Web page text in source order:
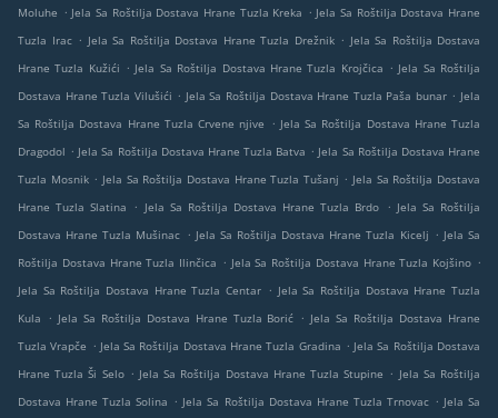
Moluhe . Jela Sa Roštilja Dostava Hrane Tuzla Kreka . Jela Sa Roštilja Dostava Hrane
Tuzla Irac . Jela Sa Roštilja Dostava Hrane Tuzla Drežnik . Jela Sa Roštilja Dostava
Hrane Tuzla Kužići . Jela Sa Roštilja Dostava Hrane Tuzla Krojčica . Jela Sa Roštilja
Dostava Hrane Tuzla Vilušići . Jela Sa Roštilja Dostava Hrane Tuzla Paša bunar . Jela
Sa Roštilja Dostava Hrane Tuzla Crvene njive
. Jela Sa Roštilja Dostava Hrane Tuzla
Dragodol . Jela Sa Roštilja Dostava Hrane Tuzla Batva . Jela Sa Roštilja Dostava Hrane
Tuzla Mosnik . Jela Sa Roštilja Dostava Hrane Tuzla Tušanj . Jela Sa Roštilja Dostava
Hrane Tuzla Slatina
. Jela Sa Roštilja Dostava Hrane Tuzla Brdo . Jela Sa Roštilja
Dostava Hrane Tuzla Mušinac . Jela Sa Roštilja Dostava Hrane Tuzla Kicelj . Jela Sa
Roštilja Dostava Hrane Tuzla Ilinčica . Jela Sa Roštilja Dostava Hrane Tuzla Kojšino .
Jela Sa Roštilja Dostava Hrane Tuzla Centar . Jela Sa Roštilja Dostava Hrane Tuzla
Kula
. Jela Sa Roštilja Dostava Hrane Tuzla Borić . Jela Sa Roštilja Dostava Hrane
Tuzla Vrapče . Jela Sa Roštilja Dostava Hrane Tuzla Gradina . Jela Sa Roštilja Dostava
Hrane Tuzla Ši Selo . Jela Sa Roštilja Dostava Hrane Tuzla Stupine . Jela Sa Roštilja
Dostava Hrane Tuzla Solina . Jela Sa Roštilja Dostava Hrane Tuzla Trnovac . Jela Sa